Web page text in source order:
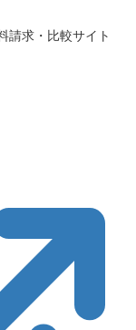
請求・比較サイト